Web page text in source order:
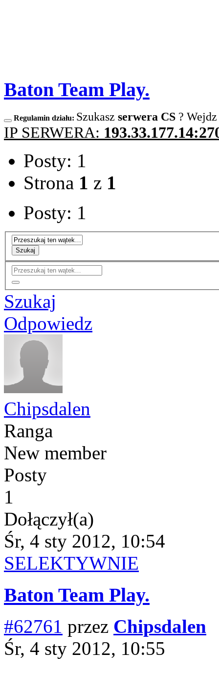
Baton Team Play.
Regulamin działu: Szukasz serwera CS ?
IP SERWERA:
Posty: 1
Strona 1 z 1
Posty: 1
Szukaj
Szukaj
Odpowiedz
Chipsdalen
Ranga
New member
Posty
1
Dołączył(a)
Śr, 4 sty 2012, 10:54
SELEKTYWNIE
Baton Team Play.
#62761 przez Chipsdalen
Śr, 4 sty 2012, 10:55